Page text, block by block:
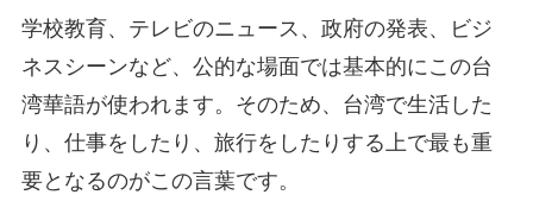
学校教育、テレビのニュース、政府の発表、ビジ
ネスシーンなど、公的な場面では基本的にこの台
湾華語が使われます。そのため、台湾で生活した
り、仕事をしたり、旅行をしたりする上で最も重
要となるのがこの言葉です。